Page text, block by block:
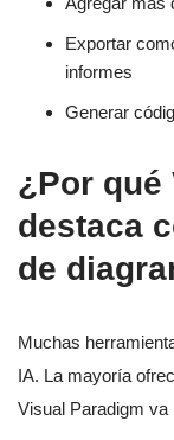
Exportar
informes
Generar
¿Por qué
destaca
de
Muchas
IA. La mayoría
Visual Paradigm va